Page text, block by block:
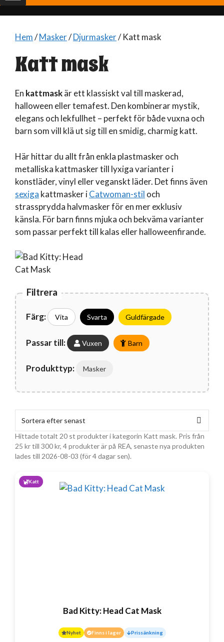
Hem/Masker/Djurmasker/ Katt mask
Katt mask
En kattmaskär ett klassiskt val till maskerad,
halloween eller temafest. Den kombinerar mystik,
elegans och lekfullhet – perfekt för både vuxna och
barn som vill klä ut sig till en smidig, charmig katt.
Här hittar du allt från enkla plastmasker och
metalliska kattmasker till lyxiga varianter i
konstläder, vinyl eller veganskt läder. Det finns även
sexiga kattmasker iCatwoman-stil och
strassprydda halvmasker för en mer exklusiv
känsla. För barn finns mjuka och bekväma varianter
som passar perfekt till kalas eller halloweenfirande.
Filtrera
Färg: Vita Svarta Guldfärgade
Passar till: Vuxen Barn
Produkttyp: Masker
Hittade totalt 20 st produkter i kategorin Katt mask. Pris från
25 krtill 300kr, 4 produkter är på REA, senaste nya produkten
lades till 2026-08-03 (för 4 dagar sen).
Katt
Bad Kitty: Head Cat Mask
Nyhet Finns i lager Prissänkning